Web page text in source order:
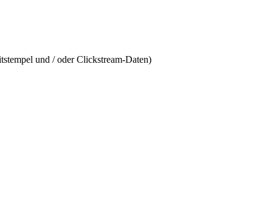
und / oder Clickstream-Daten)